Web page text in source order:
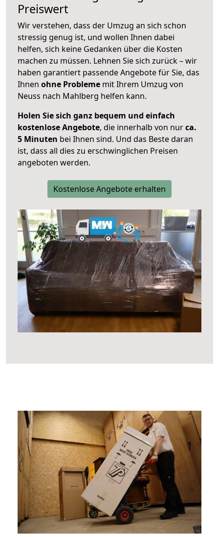
Preiswert
Wir verstehen, dass der Umzug an sich schon
stressig genug ist, und wollen Ihnen dabei
helfen, sich keine Gedanken über die Kosten
machen zu müssen. Lehnen Sie sich zurück – wir
haben garantiert passende Angebote für Sie, das
Ihnen ohne Probleme mit Ihrem Umzug von
Neuss nach Mahlberg helfen kann.
Holen Sie sich ganz bequem und einfach
kostenlose Angebote, die innerhalb von nurca.
5 Minuten bei Ihnen sind. Und das Beste daran
ist, dass all dies zu erschwinglichen Preisen
angeboten werden.
Kostenlose Angebote erhalten